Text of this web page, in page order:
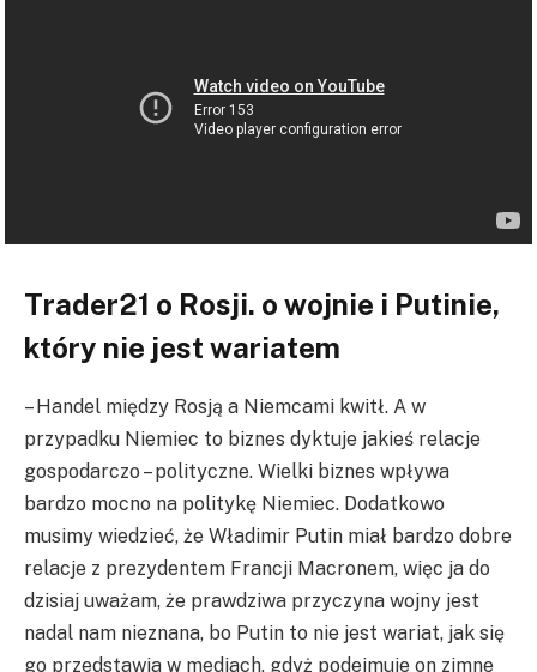
Trader21 o Rosji. o wojnie i Putinie,
który nie jest wariatem
– Handel między Rosją a Niemcami kwitł. A w
przypadku Niemiec to biznes dyktuje jakieś relacje
gospodarczo – polityczne. Wielki biznes wpływa
bardzo mocno na politykę Niemiec. Dodatkowo
musimy wiedzieć, że Władimir Putin miał bardzo dobre
relacje z prezydentem Francji Macronem, więc ja do
dzisiaj uważam, że prawdziwa przyczyna wojny jest
nadal nam nieznana, bo Putin to nie jest wariat, jak się
go przedstawia w mediach, gdyż podejmuje on zimne